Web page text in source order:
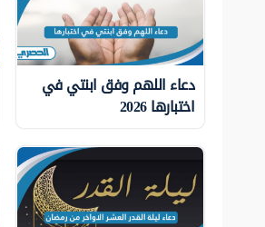
دعاء اللهم وفق ابنتي في
اختبارها 2026